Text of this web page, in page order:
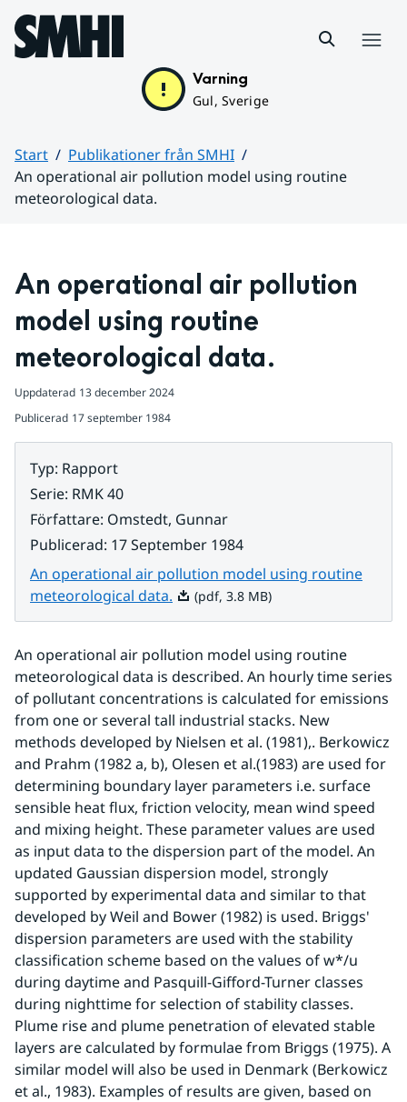
Hoppa till sidans innehåll
Varning
Gul, Sverige
Start
Publikationer från SMHI
An operational air pollution model using routine
meteorological data.
An operational air pollution
model using routine
meteorological data.
Uppdaterad 13 december 2024
Publicerad 17 september 1984
Typ: Rapport
Serie: RMK 40
Författare: Omstedt, Gunnar
Publicerad: 17 September 1984
An operational air pollution model using routine
meteorological data. Pdf, 3.8 MB.
(pdf, 3.8 MB)
An operational air pollution model using routine
meteorological data is described. An hourly time series
of pollutant concentrations is calculated for emissions
from one or several tall industrial stacks. New
methods developed by Nielsen et al. (1981),. Berkowicz
and Prahm (1982 a, b), Olesen et al.(1983) are used for
determining boundary layer parameters i.e. surface
sensible heat flux, friction velocity, mean wind speed
and mixing height. These parameter values are used
as input data to the dispersion part of the model. An
updated Gaussian dispersion model, strongly
supported by experimental data and similar to that
developed by Weil and Bower (1982) is used. Briggs'
dispersion parameters are used with the stability
classification scheme based on the values of w*/u
during daytime and Pasquill-Gifford-Turner classes
during nighttime for selection of stability classes.
Plume rise and plume penetration of elevated stable
layers are calculated by formulae from Briggs (1975). A
similar model will also be used in Denmark (Berkowicz
et al., 1983). Examples of results are given, based on